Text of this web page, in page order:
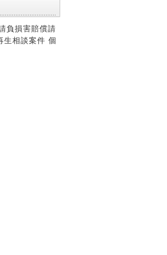
負損害賠償請
生相談案件 個